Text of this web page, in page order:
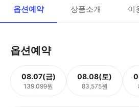
옵션예약 상품소개 이
옵션예약
08.07(금)
139,099원
08.08(토)
83,575원